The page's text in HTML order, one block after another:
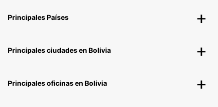
Principales Países
Principales ciudades en Bolivia
Principales oficinas en Bolivia